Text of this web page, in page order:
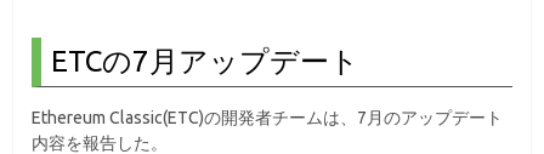
ETCの7月アップデート
Ethereum Classic(ETC)の開発者チームは、7月のアップデート
内容を報告した。